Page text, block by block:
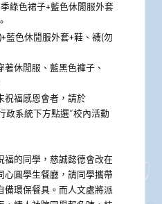
綠色裙子+藍色休閒服外套
色休閒服外套+鞋、襪(勿
休閒服、藍黑色褲子、
祝福感恩會者，請於
政系統下方點選“校內活動
福的同學，慈誠懿德會改在
心圓學生餐廳，請同學攜帶
備環保餐具。而人文處將派